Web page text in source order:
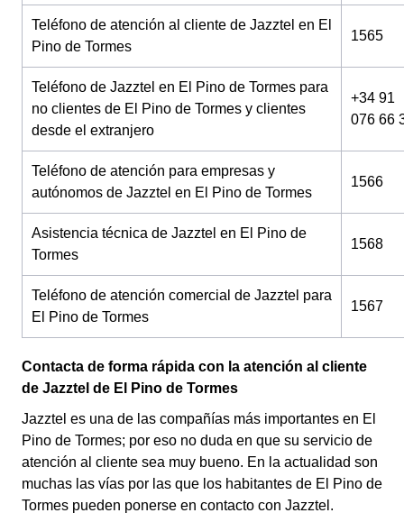
Teléfono de atención al cliente de Jazztel en El
Pino de Tormes
1565
Teléfono de Jazztel en El Pino de Tormes para
no clientes de El Pino de Tormes y clientes
desde el extranjero
+34 91
076 66
Teléfono de atención para empresas y
autónomos de Jazztel en El Pino de Tormes
1566
Asistencia técnica de Jazztel en El Pino de
Tormes
1568
Teléfono de atención comercial de Jazztel para
El Pino de Tormes
1567
Contacta de forma rápida con la atención al cliente
de Jazztel de El Pino de Tormes
Jazztel es una de las compañías más importantes en El
Pino de Tormes; por eso no duda en que su servicio de
atención al cliente sea muy bueno. En la actualidad son
muchas las vías por las que los habitantes de El Pino de
Tormes pueden ponerse en contacto con Jazztel.